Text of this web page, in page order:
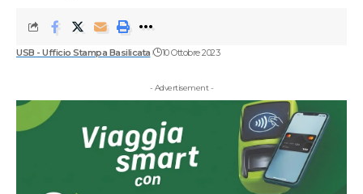
USB - Ufficio Stampa Basilicata 10 Ottobre 2023
- Advertisement -